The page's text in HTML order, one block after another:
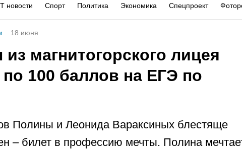
новости Спорт Политика Экономика Спецпроект
18 июня
магнитогорского лицея
100 баллов на ЕГЭ по
Полины и Леонида Вараксиных блестяще
– билет в профессию мечты. Полина